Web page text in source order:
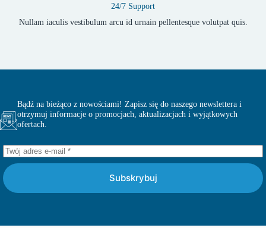
24/7 Support
Nullam iaculis vestibulum arcu id urnain pellentesque volutpat quis.
Bądź na bieżąco z nowościami! Zapisz się do naszego newslettera i
otrzymuj informacje o promocjach, aktualizacjach i wyjątkowych
ofertach.
Subskrybuj